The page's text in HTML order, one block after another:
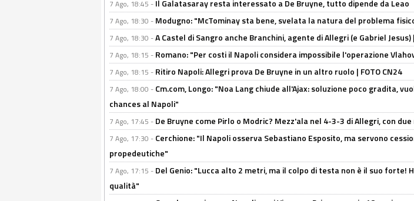
7 Ago, 18:45 - Il Galatasaray resta interessato a De Bruyne, tutto dipende da Leao
7 Ago, 18:30 - Modugno: "McTominay sta bene, svelata la natura del problema
7 Ago, 18:30 -A Castel di Sangro anche Branchini, agente di Allegri (e Gabriel Jesus)
7 Ago, 18:15 - Romano: "Per costi il Napoli considera impossibile l'operazione
7 Ago, 18:15 - Ritiro Napoli: Allegri prova De Bruyne in un altro ruolo | FOTO CN24
7 Ago, 18:00 - Cm.com, Longo: "Noa Lang chiude all'Ajax: soluzione poco gradita,
chances al Napoli"
7 Ago, 17:45 - De Bruyne come Pirlo o Modric? Mezz'ala nel 4-3-3 di Allegri, con
7 Ago, 17:30 - Cerchione: "Il Napoli osserva Sebastiano Esposito, ma servono
propedeutiche"
7 Ago, 17:15 - Del Genio: "Lucca alto 2 metri, ma il colpo di testa non è il suo forte!
qualità"